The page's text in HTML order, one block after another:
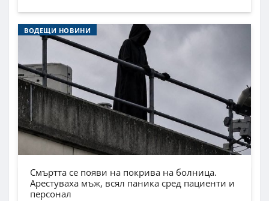
ВОДЕЩИ НОВИНИ
Смъртта се появи на покрива на болница.
Арестуваха мъж, всял паника сред пациенти и
персонал